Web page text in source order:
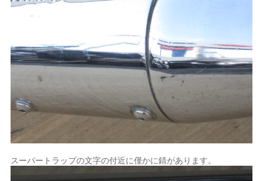
スーパートラップの文字の付近に僅かに錆があります。